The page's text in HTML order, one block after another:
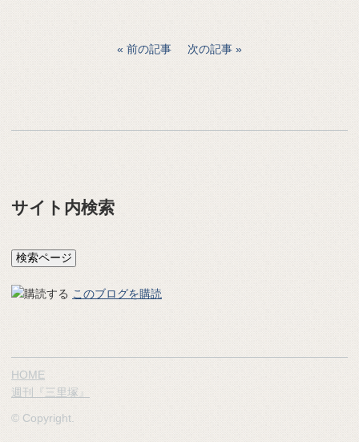
前の記事 次の記事
サイト内検索
このブログを購読
HOME
週刊『三里塚』
© Copyright.